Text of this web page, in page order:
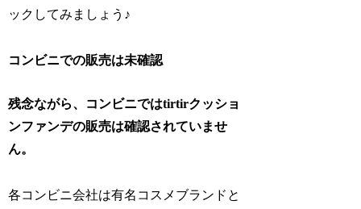
ックしてみましょう♪
コンビニでの販売は未確認
残念ながら、コンビニではtirtirクッショ
ンファンデの販売は確認されていませ
ん。
各コンビニ会社は有名コスメブランドと